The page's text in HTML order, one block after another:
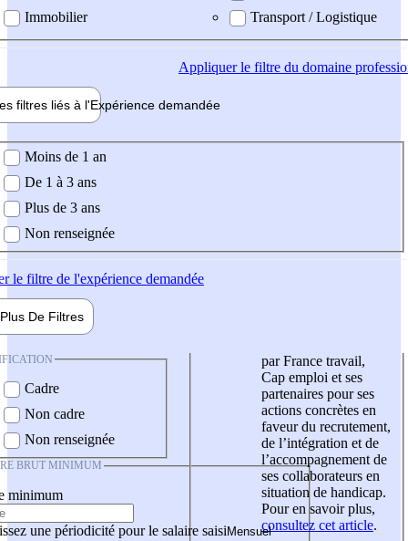
Immobilier
Transport / Logistique
Appliquerle filtre du domaine
filtres liés à l'Expérience demandée
demandée
Moins de 1 an
De 1 à 3 ans
Plus de 3 ans
Non renseignée
le filtre de l'expérience demandée
Plus De Filtres
Cadre
Non cadre
Non renseignée
BRUT MINIMUM
minimum
une périodicité pour le salaire saisi
par France travail,
Cap emploi et ses
partenaires pour ses
actions concrètes en
faveur du recrutement,
de l’intégration et de
l’accompagnement de
ses collaborateurs en
situation de handicap.
Pour en savoir plus,
consultez cet article.